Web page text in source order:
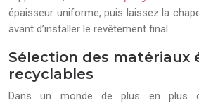
épaisseur uniforme, puis laissez la
avant d’installer le revêtement final.
Sélection des matériaux
recyclables
Dans un monde de plus en plus